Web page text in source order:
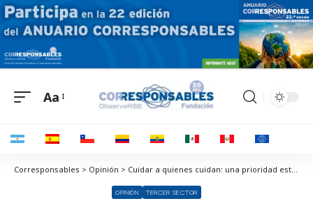
Aa
Corresponsables > Opinión > Cuidar a quienes cuidan: una prioridad estratégica para las empresas españolas
OPINIÓN TERCER SECTOR